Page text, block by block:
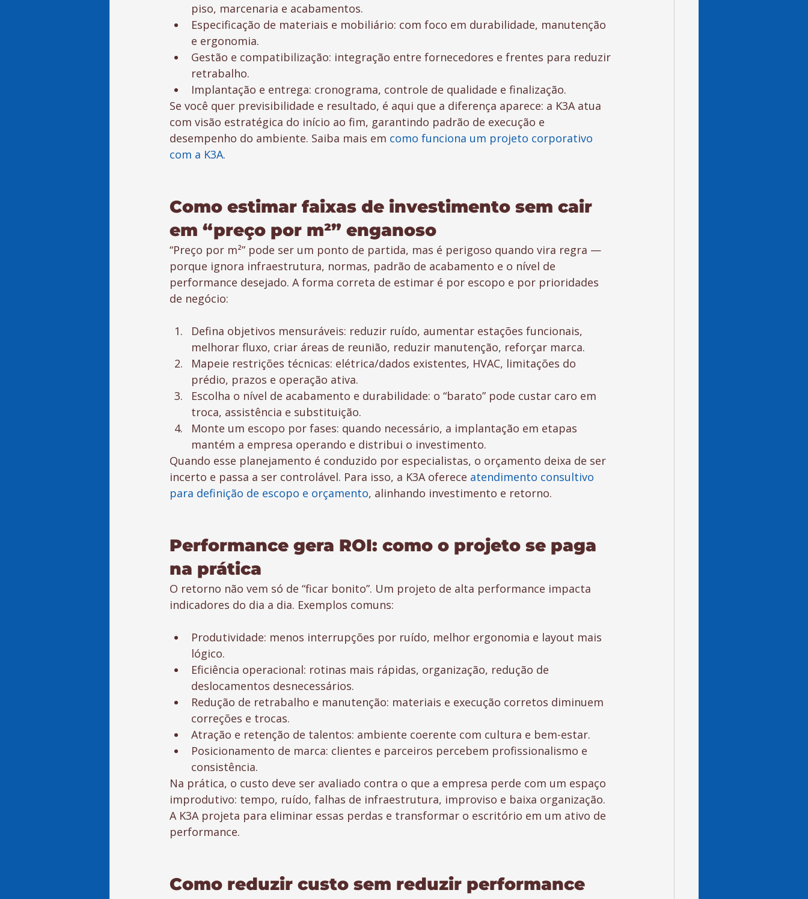
piso, marcenaria e acabamentos.
Especificação de materiais e mobiliário: com foco em durabilidade, manutenção
e ergonomia.
Gestão e compatibilização: integração entre fornecedores e frentes para reduzir
retrabalho.
Implantação e entrega: cronograma, controle de qualidade e finalização.
Se você quer previsibilidade e resultado, é aqui que a diferença aparece: a K3A atua
com visão estratégica do início ao fim, garantindo padrão de execução e
desempenho do ambiente. Saiba mais em como funciona um projeto corporativo
com a K3A.
Como estimar faixas de investimento sem cair
em “preço por m²” enganoso
“Preço por m²” pode ser um ponto de partida, mas é perigoso quando vira regra —
porque ignora infraestrutura, normas, padrão de acabamento e o nível de
performance desejado. A forma correta de estimar é por escopo e por prioridades
de negócio:
Defina objetivos mensuráveis: reduzir ruído, aumentar estações funcionais,
melhorar fluxo, criar áreas de reunião, reduzir manutenção, reforçar marca.
Mapeie restrições técnicas: elétrica/dados existentes, HVAC, limitações do
prédio, prazos e operação ativa.
Escolha o nível de acabamento e durabilidade: o “barato” pode custar caro em
troca, assistência e substituição.
Monte um escopo por fases: quando necessário, a implantação em etapas
mantém a empresa operando e distribui o investimento.
Quando esse planejamento é conduzido por especialistas, o orçamento deixa de ser
incerto e passa a ser controlável. Para isso, a K3A oferece atendimento consultivo
para definição de escopo e orçamento, alinhando investimento e retorno.
Performance gera ROI: como o projeto se paga
na prática
O retorno não vem só de “ficar bonito”. Um projeto de alta performance impacta
indicadores do dia a dia. Exemplos comuns:
Produtividade: menos interrupções por ruído, melhor ergonomia e layout mais
lógico.
Eficiência operacional: rotinas mais rápidas, organização, redução de
deslocamentos desnecessários.
Redução de retrabalho e manutenção: materiais e execução corretos diminuem
correções e trocas.
Atração e retenção de talentos: ambiente coerente com cultura e bem-estar.
Posicionamento de marca: clientes e parceiros percebem profissionalismo e
consistência.
Na prática, o custo deve ser avaliado contra o que a empresa perde com um espaço
improdutivo: tempo, ruído, falhas de infraestrutura, improviso e baixa organização.
A K3A projeta para eliminar essas perdas e transformar o escritório em um ativo de
performance.
Como reduzir custo sem reduzir performance